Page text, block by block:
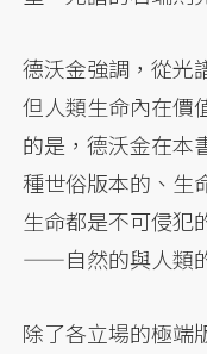
德沃金強調，從光
但人類生命內在價
的是，德沃金在本
種世俗版本的、生
生命都是不可侵犯
——自然的與人類
除了各立場的極端